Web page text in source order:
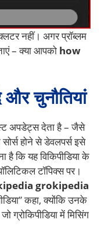
नहीं। अगर प्रॉब्लम
– क्या आपको how
और चुनौतियां
अपडेट्स देता है – जैसे
होने से डेवलपर्स इसे
कि यह विकिपीडिया के
टॉपिक्स पर।
grokipedia
कहा, क्योंकि उनके
ग्रोकिपीडिया में मिसिंग